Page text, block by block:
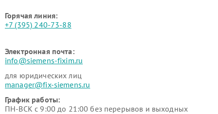
Горячая линия:
+7 (395) 240-73-88
Электронная почта:
info@siemens-fixim.ru
для юридических лиц
manager@fix-siemens.ru
График работы:
ПН-ВСК с 9:00 до 21:00 без перерывов и выходных